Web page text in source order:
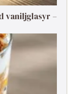
vaniljglasyr –